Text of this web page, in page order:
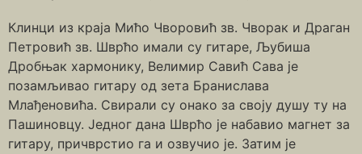
Клинци из краја Мићо Чворовић зв. Чворак и Драган
Петровић зв. Шврћо имали су гитаре, Љубиша
Дробњак хармонику, Велимир Савић Сава је
позамљивао гитару од зета Бранислава
Млађеновића. Свирали су онако за своју душу ту на
Пашиновцу. Једног дана Шврћо је набавио магнет за
гитару, причврстио га и озвучио је. Затим је